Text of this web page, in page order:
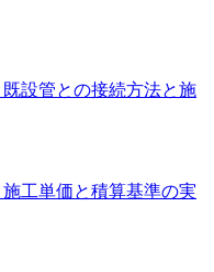
設管との接続方法と施
工単価と積算基準の実